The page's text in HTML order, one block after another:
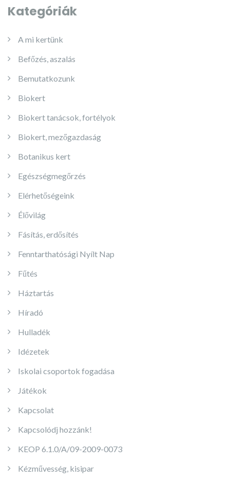
Kategóriák
A mi kertünk
Befőzés, aszalás
Bemutatkozunk
Biokert
Biokert tanácsok, fortélyok
Biokert, mezőgazdaság
Botanikus kert
Egészségmegőrzés
Elérhetőségeink
Élővilág
Fásítás, erdősítés
Fenntarthatósági Nyílt Nap
Fűtés
Háztartás
Híradó
Hulladék
Idézetek
Iskolai csoportok fogadása
Játékok
Kapcsolat
Kapcsolódj hozzánk!
KEOP 6.1.0/A/09-2009-0073
Kézművesség, kisipar